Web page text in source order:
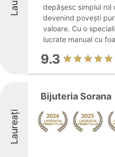
depășesc simplul rol
devenind povești
valoare. Cu o
lucrate manual cu
9.3
Laureați
Bijuteria Sorana